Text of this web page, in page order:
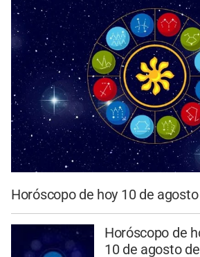
Horóscopo de hoy 10 de
Horóscopo de
10 de agosto